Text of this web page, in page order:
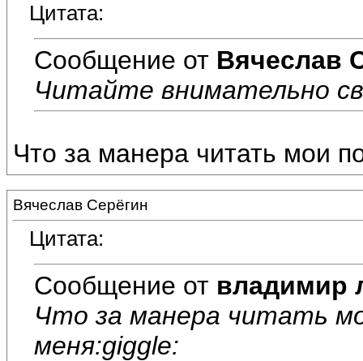
Цитата:
Сообщение от Вячеслав
Читайте внимательно
Что за манера читать мои
Вячеслав Серёгин
Цитата:
Сообщение от владимир
Что за манера читать
меня:giggle: